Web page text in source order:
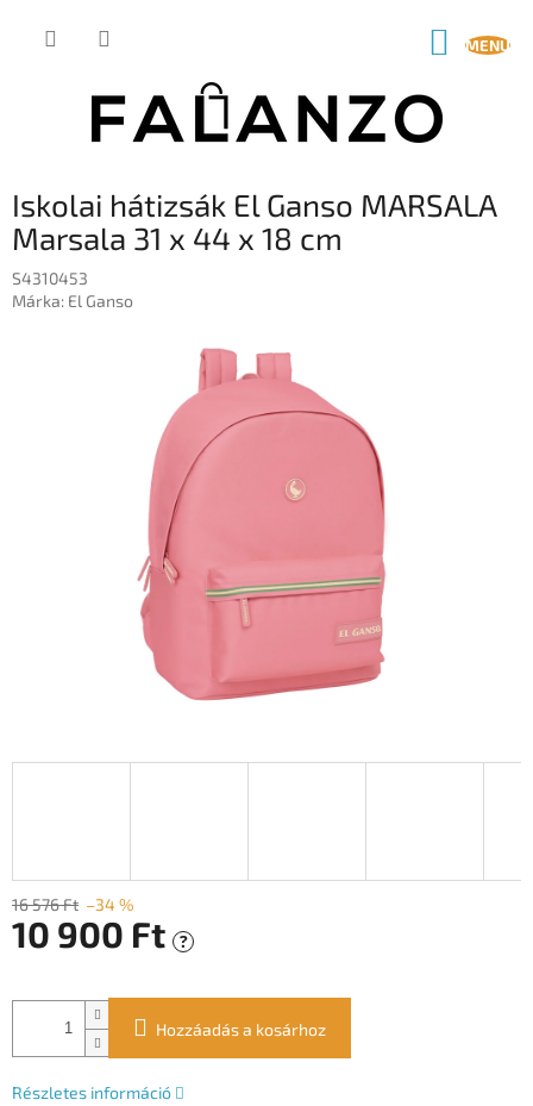
KOSÁR
Iskolai hátizsák El Ganso MARSALA
Marsala 31 x 44 x 18 cm
S4310453
Márka: El Ganso
16 576 Ft –34 %
10 900 Ft ?
Hozzáadás a kosárhoz
Részletes információ